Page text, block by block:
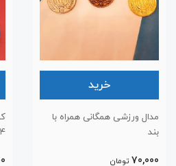
خرید
مدال ورزشی همگانی همراه با
بند
70,000 تومان